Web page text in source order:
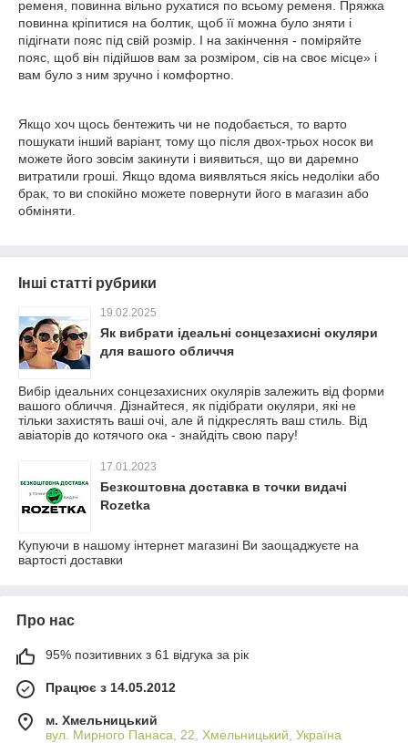
ременя, повинна вільно рухатися по всьому ременя. Пряжка
повинна кріпитися на болтик, щоб її можна було зняти і
підігнати пояс під свій розмір. І на закінчення - поміряйте
пояс, щоб він підійшов вам за розміром, сів на своє місце» і
вам було з ним зручно і комфортно.
Якщо хоч щось бентежить чи не подобається, то варто
пошукати інший варіант, тому що після двох-трьох носок ви
можете його зовсім закинути і виявиться, що ви даремно
витратили гроші. Якщо вдома виявляться якісь недоліки або
брак, то ви спокійно можете повернути його в магазин або
обміняти.
Інші статті рубрики
19.02.2025
Як вибрати ідеальні сонцезахисні окуляри
для вашого обличчя
Вибір ідеальних сонцезахисних окулярів залежить від форми
вашого обличчя. Дізнайтеся, як підібрати окуляри, які не
тільки захистять ваші очі, але й підкреслять ваш стиль. Від
авіаторів до котячого ока - знайдіть свою пару!
17.01.2023
Безкоштовна доставка в точки видачі
Rozetka
Купуючи в нашому інтернет магазині Ви заощаджуєте на
вартості доставки
Про нас
95% позитивних з 61 відгука за рік
Працює з 14.05.2012
м. Хмельницький
вул. Мирного Панаса, 22, Хмельницький, Україна